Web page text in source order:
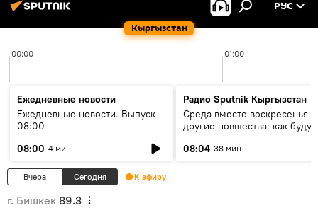
Кыргызстан
РУС
00:00 01:00
Ежедневные новости
Ежедневные новости. Выпуск
08:00
08:00 4 мин
Радио Sputnik Кыргызстан
Среда вместо воскресенья и
другие новшества: как будут
08:04 38 мин
Вчера Сегодня К эфиру
г. Бишкек 89.3